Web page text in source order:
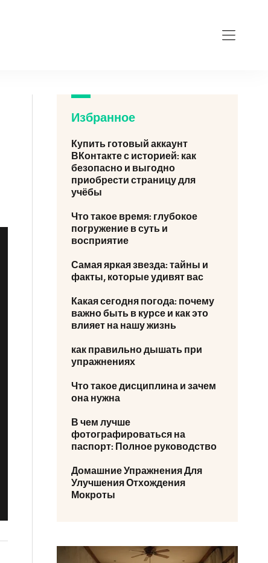
Избранное
Купить готовый аккаунт
ВКонтакте с историей: как
безопасно и выгодно
приобрести страницу для
учёбы
Что такое время: глубокое
погружение в суть и
восприятие
Самая яркая звезда: тайны и
факты, которые удивят вас
Какая сегодня погода: почему
важно быть в курсе и как это
влияет на нашу жизнь
как правильно дышать при
упражнениях
Что такое дисциплина и зачем
она нужна
В чем лучше
фотографироваться на
паспорт: Полное руководство
Домашние Упражнения Для
Улучшения Отхождения
Мокроты